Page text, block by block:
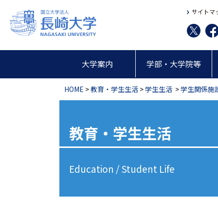
サイトマ
大学案内 学部・大学院等
HOME >教育・学生生活 >学生生活 >学生関係施
教育・学生生活
Education / Student Life